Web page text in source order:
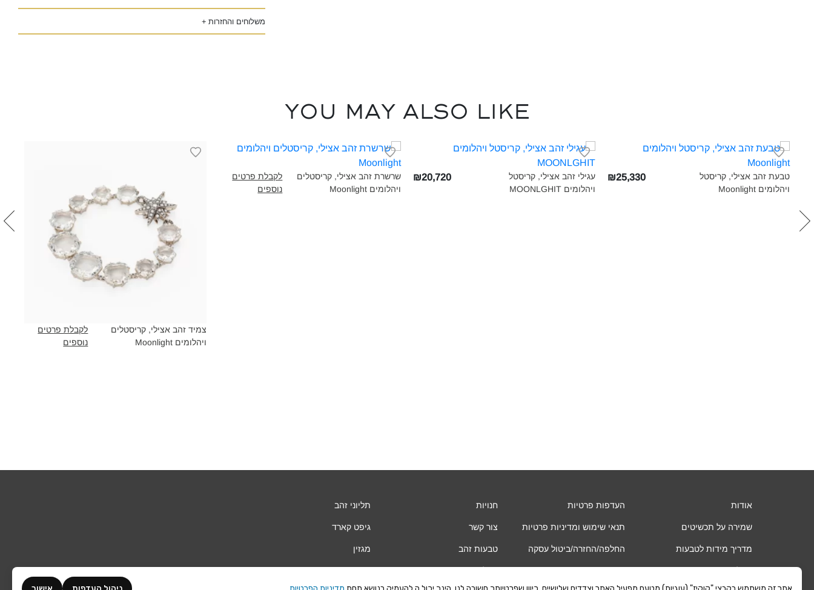
משלוחים והחזרות +
You may also like
טבעת זהב אצילי, קריסטל
ויהלומים Moonlight‎
₪25,330
עגילי זהב אצילי, קריסטל
ויהלומים MOONLGHIT‎
₪20,720
שרשרת זהב אצילי, קריסטלים
ויהלומים Moonlight‎
לקבלת פרטים
נוספים
צמיד זהב אצילי, קריסטלים
ויהלומים Moonlight‎
לקבלת פרטים
נוספים
אודות
שמירה על תכשיטים
מדריך מידות לטבעות
העדפות פרטיות
תנאי שימוש ומדיניות פרטיות
החלפה/החזרה/ביטול עסקה
חנויות
צור קשר
טבעות זהב
תליוני זהב
גיפט קארד
מגזין